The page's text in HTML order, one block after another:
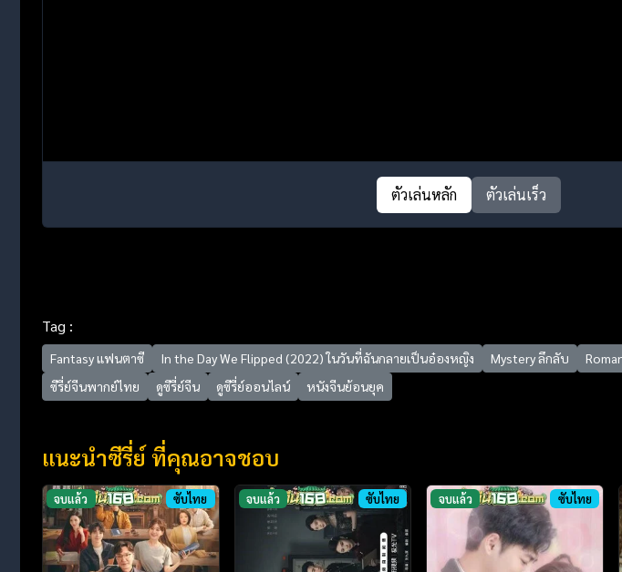
ตัวเล่นหลัก ตัวเล่นเร็ว
Tag :
Fantasy แฟนตาซี In the Day We Flipped (2022) ในวันที่ฉันกลายเป็นอ๋องหญิง Mystery ลึกลับ
ซีรี่ย์จีนพากย์ไทย
ดูซีรี่ย์จีน ดูซีรี่ย์ออนไลน์ หนังจีนย้อนยุค
แนะนำซีรี่ย์ ที่คุณอาจชอบ
จบแล้ว ซับไทย จบแล้ว ซับไทย จบแล้ว ซับไทย